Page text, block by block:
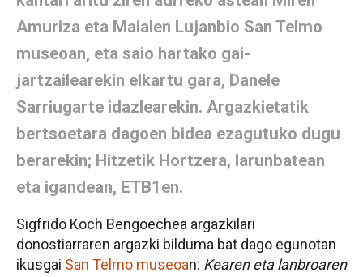
Amuriza eta Maialen Lujanbio San Telmo
museoan, eta saio hartako gai-
jartzailearekin elkartu gara, Danele
Sarriugarte idazlearekin. Argazkietatik
bertsoetara dagoen bidea ezagutuko dugu
berarekin; Hitzetik Hortzera, larunbatean
eta igandean, ETB1en.
Sigfrido Koch Bengoechea argazkilari
donostiarraren argazki bilduma bat dago egunotan
ikusgai San Telmo museoan: Kearen eta lanbroaren